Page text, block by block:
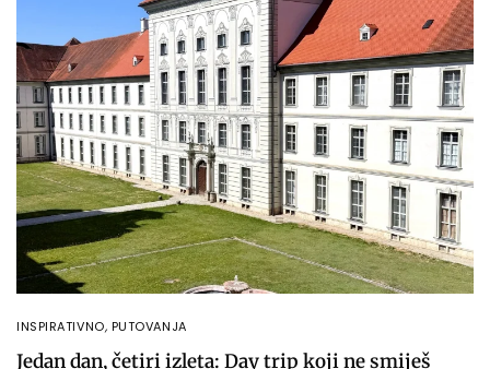
INSPIRATIVNO, PUTOVANJA
Jedan dan, četiri izleta: Day trip koji ne smiješ